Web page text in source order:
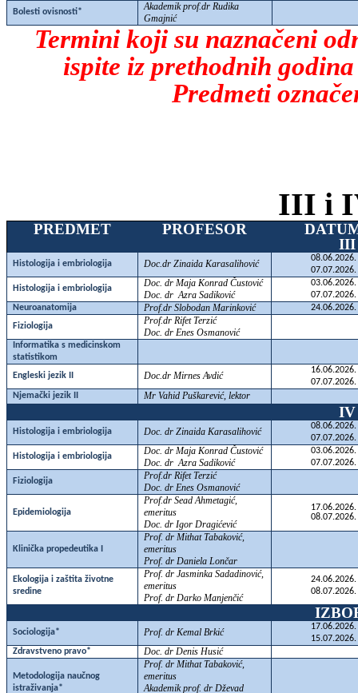
Bolesti ovisnosti*
Akademik prof.dr Rudika
Gmajnić
Termini koji su naznačeni
ispite iz prethodnih
Predmeti
III i
PREDMET PROFESOR
III
Histologija i embriologija Doc.dr Zinaida Karasalihović
08.06.2026.
07.07.2026.
Histologija i embriologija
Doc. dr Maja Konrad Čustović
Doc. dr Azra Sadiković
03.06.2026.
07.07.2026.
Neuroanatomija
Prof.dr Slobodan Marinković
24.06.2026.
Fiziologija
Prof.dr Rifet Terzić
Doc. dr Enes Osmanović
Informatika s medicinskom
statistikom
Engleski jezik II
Doc.dr Mirnes Avdić
16.06.2026.
07.07.2026.
Njemački jezik II
Mr Vahid Puškarević, lektor
IV
Histologija i embriologija Doc. dr Zinaida Karasalihović
08.06.2026.
07.07.2026.
Histologija i embriologija
Doc. dr Maja Konrad Čustović
Doc. dr Azra Sadiković
03.06.2026.
07.07.2026.
Fiziologija
Prof.dr Rifet Terzić
Doc. dr Enes Osmanović
Epidemiologija
Prof.dr Sead Ahmetagić,
emeritus
Doc. dr Igor Dragićević
17.06.2026.
08.07.2026.
Klinička propedeutika I
Prof. dr Mithat Tabaković,
emeritus
Prof. dr Daniela Lončar
Ekologija i zaštita životne
sredine
Prof. dr Jasminka Sadadinović,
emeritus
Prof. dr Darko Manjenčić
24.06.2026.
08.07.2026.
Sociologija* Prof. dr Kemal Brkić
17.06.2026.
15.07.2026.
Zdravstveno pravo*
Doc. dr Denis Husić
Metodologija naučnog
istraživanja*
Prof. dr Mithat Tabaković,
emeritus
Akademik prof. dr Dževad